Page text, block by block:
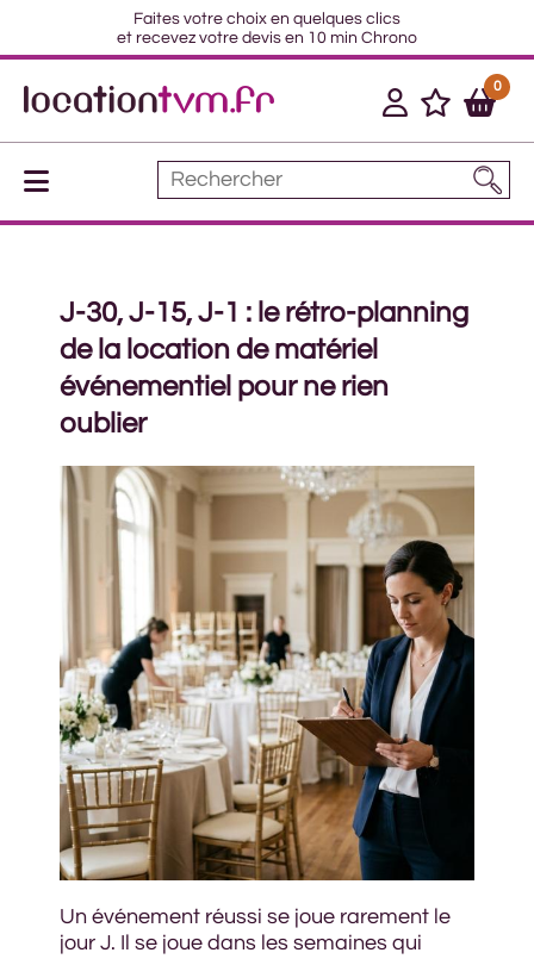
Faites votre choix en quelques clics
et recevez votre devis en 10 min Chrono
0
J-30, J-15, J-1 : le rétro-planning
de la location de matériel
événementiel pour ne rien
oublier
Un événement réussi se joue rarement le
jour J. Il se joue dans les semaines qui